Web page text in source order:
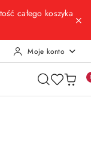
całego koszyka
Moje konto